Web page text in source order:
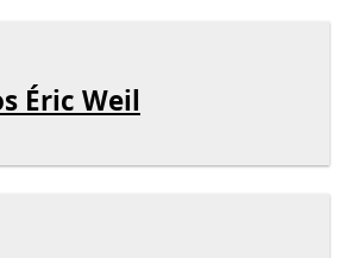
Éric Weil